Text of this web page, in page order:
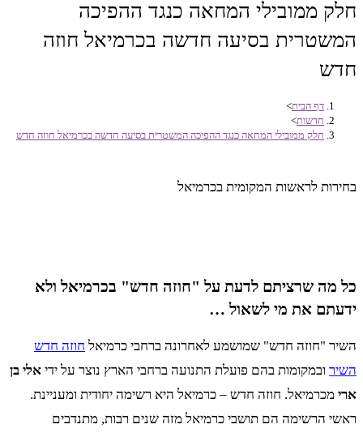
חלק ממובילי המחאה כנגד ההפיכה
המשטרית בסיעה חדשה בכרמיאל חוזה
חדש
דף הבית>
חדשות>
חלק ממובילי המחאה כנגד ההפיכה המשטרית בסיעה חדשה בכרמיאל חוזה חדש
בחירות לראשות המקומית בכרמיאל
כל מה שרציתם לדעת על "חוזה חדש" בכרמיאל ולא
ידעתם את מי לשאול …
השיר "חוזה חדש" שמושמע לאחרונה ברחבי כרמיאל חוזה חדש
השיר ובמקומות בהם פועלת התנועה ברחבי הארץ נוצר על ידי אלי בן
ארי מכרמיאל. חוזה חדש – כרמיאל היא רשימה יחודית ומעניינת.
ראשי הרשימה הם תושבי כרמיאל מזה שנים רבות, מתנדבים